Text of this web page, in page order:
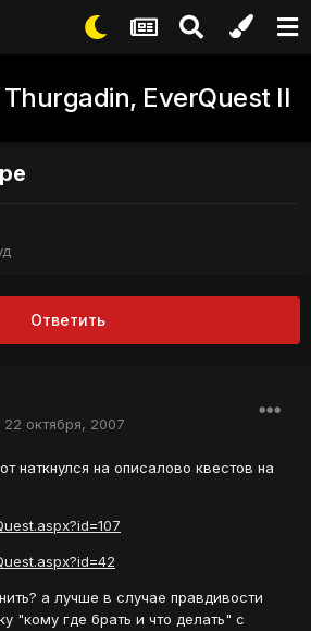
Thurgadin, EverQuest II
Ответить
22 октября, 2007
наткнулся на описалово квестов на
а лучше в случае правдивости
"кому где брать и что делать" с